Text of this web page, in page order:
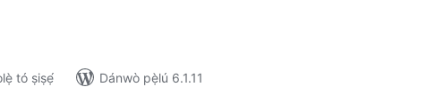
tó ṣiṣẹ́
Dánwò pẹ̀lú 6.1.11